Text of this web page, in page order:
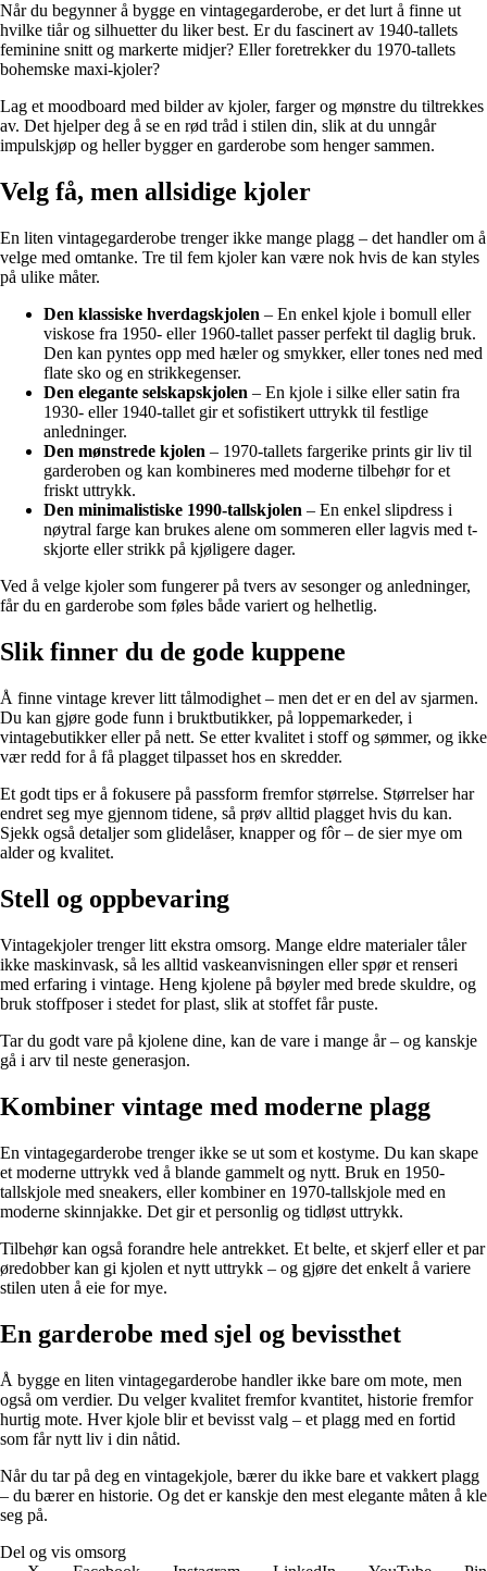
Når du begynner å bygge en vintagegarderobe, er det lurt å finne ut
hvilke tiår og silhuetter du liker best. Er du fascinert av 1940-tallets
feminine snitt og markerte midjer? Eller foretrekker du 1970-tallets
bohemske maxi-kjoler?
Lag et moodboard med bilder av kjoler, farger og mønstre du tiltrekkes
av. Det hjelper deg å se en rød tråd i stilen din, slik at du unngår
impulskjøp og heller bygger en garderobe som henger sammen.
Velg få, men allsidige kjoler
En liten vintagegarderobe trenger ikke mange plagg – det handler om å
velge med omtanke. Tre til fem kjoler kan være nok hvis de kan styles
på ulike måter.
Den klassiske hverdagskjolen – En enkel kjole i bomull eller
viskose fra 1950- eller 1960-tallet passer perfekt til daglig bruk.
Den kan pyntes opp med hæler og smykker, eller tones ned med
flate sko og en strikkegenser.
Den elegante selskapskjolen – En kjole i silke eller satin fra
1930- eller 1940-tallet gir et sofistikert uttrykk til festlige
anledninger.
Den mønstrede kjolen – 1970-tallets fargerike prints gir liv til
garderoben og kan kombineres med moderne tilbehør for et
friskt uttrykk.
Den minimalistiske 1990-tallskjolen – En enkel slipdress i
nøytral farge kan brukes alene om sommeren eller lagvis med t-
skjorte eller strikk på kjøligere dager.
Ved å velge kjoler som fungerer på tvers av sesonger og anledninger,
får du en garderobe som føles både variert og helhetlig.
Slik finner du de gode kuppene
Å finne vintage krever litt tålmodighet – men det er en del av sjarmen.
Du kan gjøre gode funn i bruktbutikker, på loppemarkeder, i
vintagebutikker eller på nett. Se etter kvalitet i stoff og sømmer, og ikke
vær redd for å få plagget tilpasset hos en skredder.
Et godt tips er å fokusere på passform fremfor størrelse. Størrelser har
endret seg mye gjennom tidene, så prøv alltid plagget hvis du kan.
Sjekk også detaljer som glidelåser, knapper og fôr – de sier mye om
alder og kvalitet.
Stell og oppbevaring
Vintagekjoler trenger litt ekstra omsorg. Mange eldre materialer tåler
ikke maskinvask, så les alltid vaskeanvisningen eller spør et renseri
med erfaring i vintage. Heng kjolene på bøyler med brede skuldre, og
bruk stoffposer i stedet for plast, slik at stoffet får puste.
Tar du godt vare på kjolene dine, kan de vare i mange år – og kanskje
gå i arv til neste generasjon.
Kombiner vintage med moderne plagg
En vintagegarderobe trenger ikke se ut som et kostyme. Du kan skape
et moderne uttrykk ved å blande gammelt og nytt. Bruk en 1950-
tallskjole med sneakers, eller kombiner en 1970-tallskjole med en
moderne skinnjakke. Det gir et personlig og tidløst uttrykk.
Tilbehør kan også forandre hele antrekket. Et belte, et skjerf eller et par
øredobber kan gi kjolen et nytt uttrykk – og gjøre det enkelt å variere
stilen uten å eie for mye.
En garderobe med sjel og bevissthet
Å bygge en liten vintagegarderobe handler ikke bare om mote, men
også om verdier. Du velger kvalitet fremfor kvantitet, historie fremfor
hurtig mote. Hver kjole blir et bevisst valg – et plagg med en fortid
som får nytt liv i din nåtid.
Når du tar på deg en vintagekjole, bærer du ikke bare et vakkert plagg
– du bærer en historie. Og det er kanskje den mest elegante måten å kle
seg på.
Del og vis omsorg